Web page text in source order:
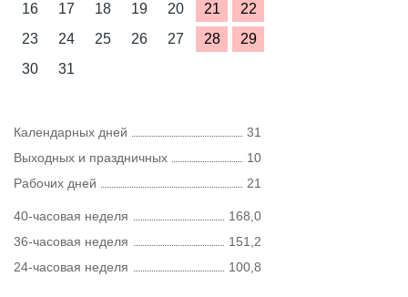
16
17 18 19 20 21
22
23
24 25 26 27 28
29
30
31
Календарных дней
31
Выходных и праздничных
10
Рабочих дней
21
40-часовая неделя
168,0
36-часовая неделя
151,2
24-часовая неделя
100,8